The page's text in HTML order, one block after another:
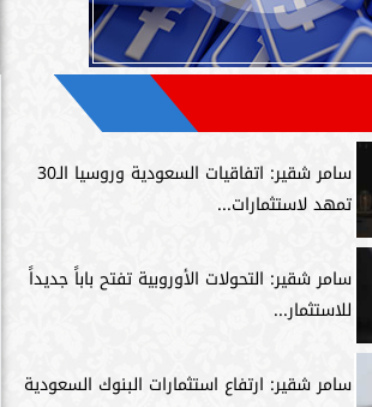
سامر شقير: اتفاقيات السعودية وروسيا الـ30
تمهد لاستثمارات...
سامر شقير: التحولات الأوروبية تفتح باباً جديداً
للاستثمار...
سامر شقير: ارتفاع استثمارات البنوك السعودية